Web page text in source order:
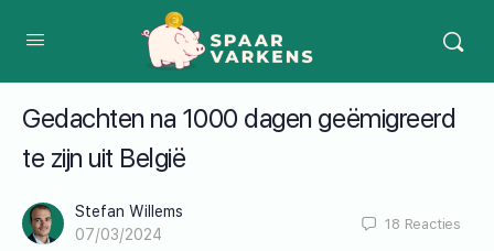
Gedachten na 1000 dagen geëmigreerd
te zijn uit België
Stefan Willems
07/03/2024
18 Reacties